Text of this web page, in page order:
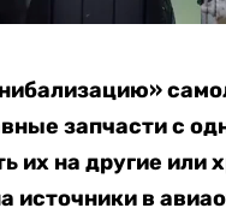
запчасти с
их на другие или
источники в